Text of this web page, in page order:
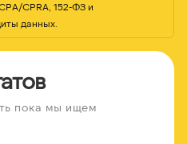
CPRA, 152-ФЗ и
данных.
пока мы ищем